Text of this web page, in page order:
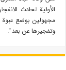
الأولية لحادث
مجهولين بوضع عبوة
وتفجيرها عن بعد”.